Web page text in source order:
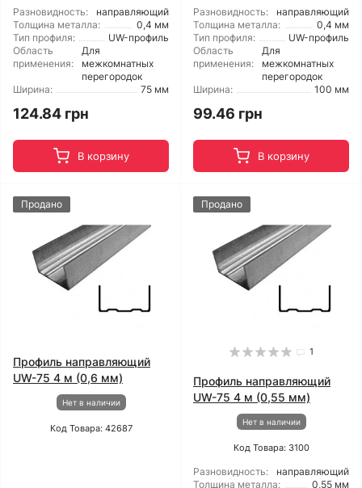
Разновидность:
направляющий
Толщина металла:
0,4 мм
Тип профиля:
UW-профиль
Область
применения:
Для
межкомнатных
перегородок
Ширина:
75 мм
124.84 грн
В корзину
Разновидность:
направляющий
Толщина металла:
0,4 мм
Тип профиля:
UW-профиль
Область
применения:
Для
межкомнатных
перегородок
Ширина:
100 мм
99.46 грн
В корзину
Продано
Профиль направляющий
UW-75 4 м (0,6 мм)
Нет в наличии
Код Товара: 42687
Продано
1
Профиль направляющий
UW-75 4 м (0,55 мм)
Нет в наличии
Код Товара: 3100
Разновидность:
направляющий
Толщина металла:
0,55 мм